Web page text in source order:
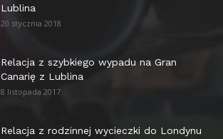
Lublina
20 stycznia 2018
Relacja z szybkiego wypadu na Gran
Canarię z Lublina
8 listopada 2017
Relacja z rodzinnej wycieczki do Londynu